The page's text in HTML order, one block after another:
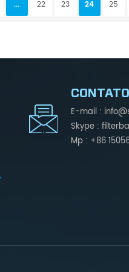
... 22 23 24 25
E-mail :
Skype :
Mp : +86